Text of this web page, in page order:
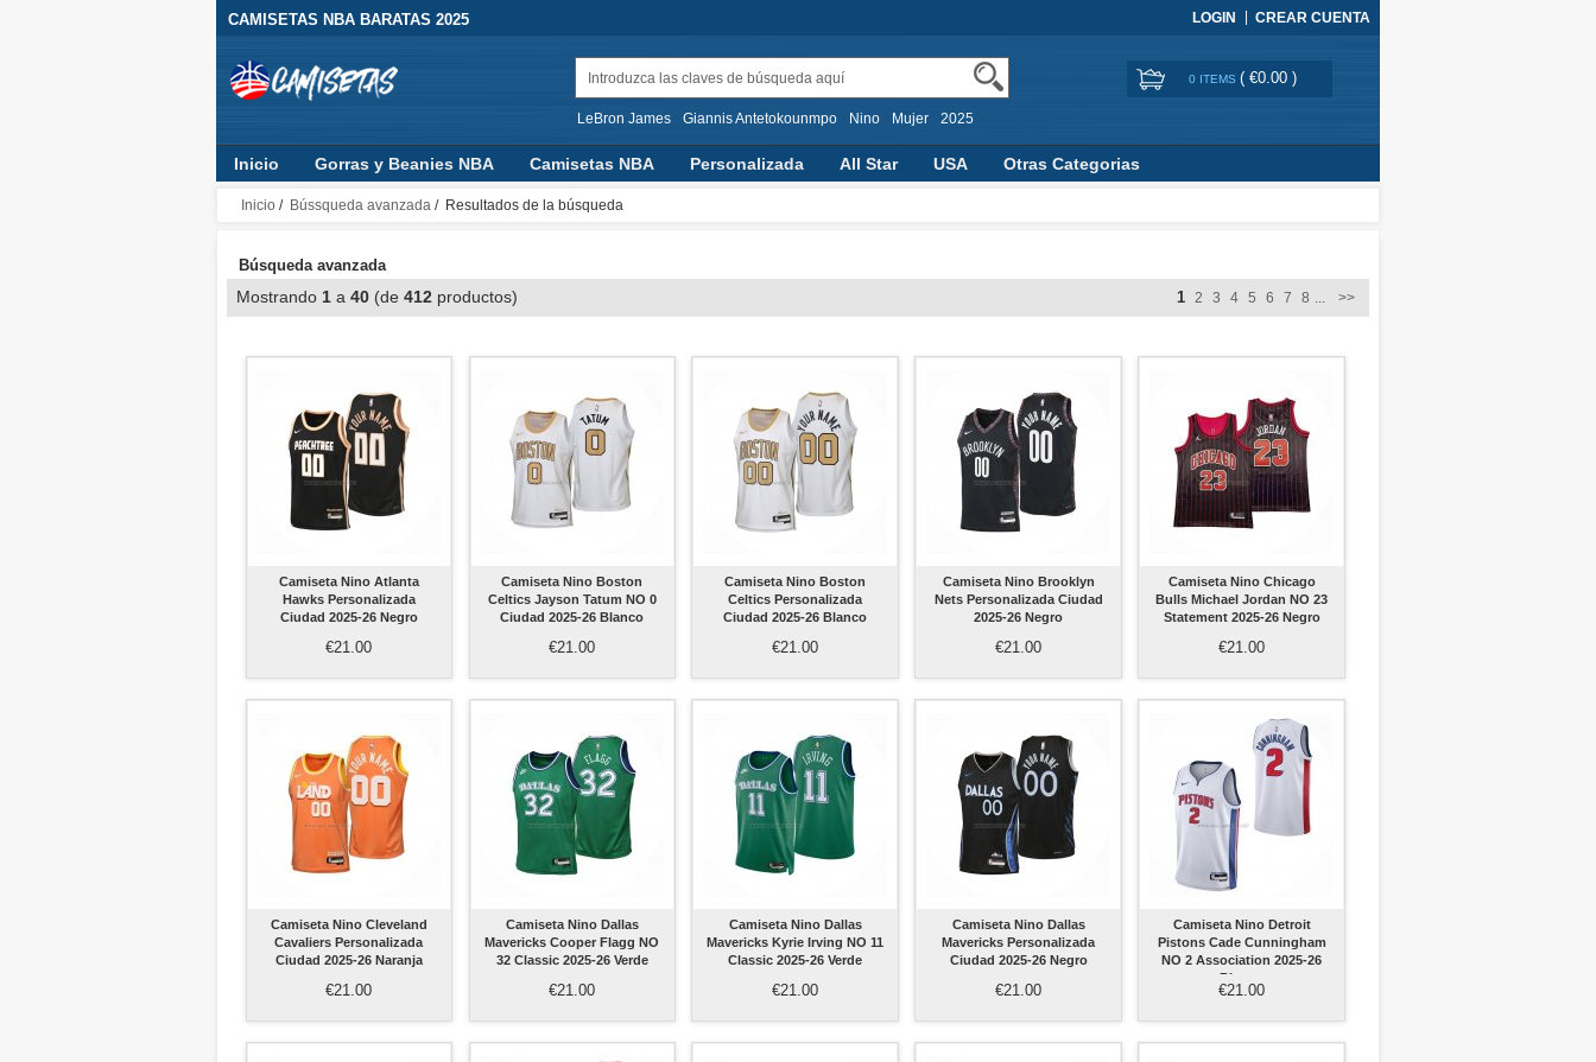
CAMISETAS NBA BARATAS 2025 LOGIN CREAR CUENTA
LeBron James Giannis Antetokounmpo Nino Mujer 2025
0 ITEMS ( €0.00 )
Inicio Gorras y Beanies NBA Camisetas NBA Personalizada All Star USA
Otras Categorias
Sudaderas con Capucha
Ropa Baloncesto
Inicio / Bússqueda avanzada / Resultados de la búsqueda
Búsqueda avanzada
Mostrando 1 a 40 (de 412 productos) 1 2 3 4 5 6 7 8 ... >>
Camiseta Nino Atlanta
Hawks Personalizada
Ciudad 2025-26 Negro
€21.00
Camiseta Nino Boston
Celtics Jayson Tatum NO 0
Ciudad 2025-26 Blanco
€21.00
Camiseta Nino Boston
Celtics Personalizada
Ciudad 2025-26 Blanco
€21.00
Camiseta Nino Brooklyn
Nets Personalizada Ciudad
2025-26 Negro
€21.00
Camiseta Nino Chicago
Bulls Michael Jordan NO 23
Statement 2025-26 Negro
€21.00
Camiseta Nino Cleveland
Cavaliers Personalizada
Ciudad 2025-26 Naranja
€21.00
Camiseta Nino Dallas
Mavericks Cooper Flagg NO
32 Classic 2025-26 Verde
€21.00
Camiseta Nino Dallas
Mavericks Kyrie Irving NO 11
Classic 2025-26 Verde
€21.00
Camiseta Nino Dallas
Mavericks Personalizada
Ciudad 2025-26 Negro
€21.00
Camiseta Nino Detroit
Pistons Cade Cunningham
NO 2 Association 2025-26
Blanco
€21.00